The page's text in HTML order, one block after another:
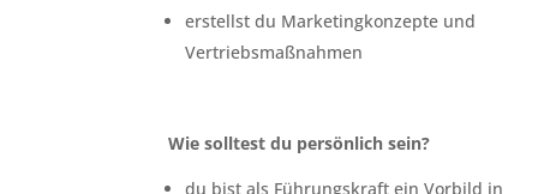
erstellst du Marketingkonzepte und
Vertriebsmaßnahmen
Wie solltest du persönlich sein?
du bist als Führungskraft ein Vorbild in